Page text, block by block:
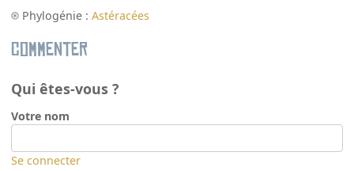
Phylogénie :Astéracées
Commenter
Qui êtes-vous ?
Votre nom
Se connecter